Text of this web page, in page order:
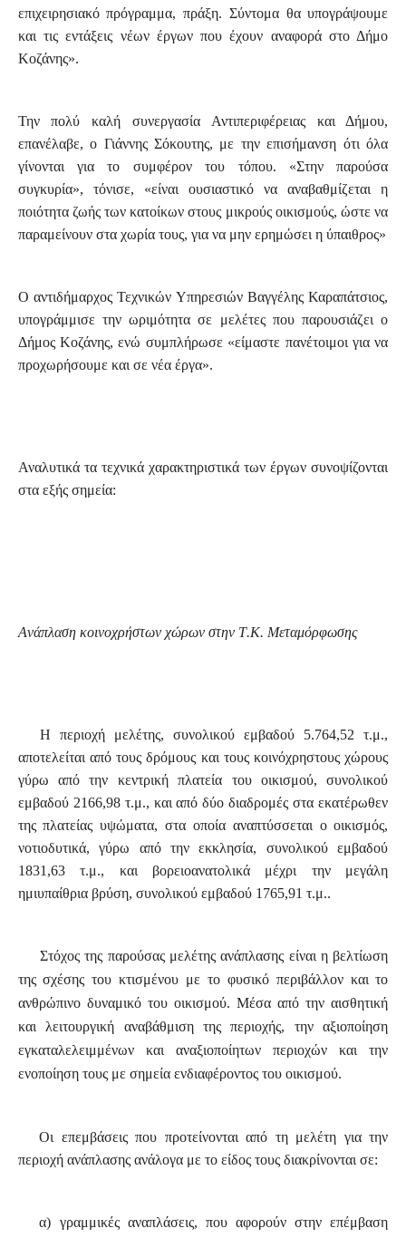
επιχειρησιακό πρόγραμμα, πράξη. Σύντομα θα υπογράψουμε
και τις εντάξεις νέων έργων που έχουν αναφορά στο Δήμο
Κοζάνης».
Την πολύ καλή συνεργασία Αντιπεριφέρειας και Δήμου,
επανέλαβε, ο Γιάννης Σόκουτης, με την επισήμανση ότι όλα
γίνονται για το συμφέρον του τόπου. «Στην παρούσα
συγκυρία», τόνισε, «είναι ουσιαστικό να αναβαθμίζεται η
ποιότητα ζωής των κατοίκων στους μικρούς οικισμούς, ώστε να
παραμείνουν στα χωρία τους, για να μην ερημώσει η ύπαιθρος»
Ο αντιδήμαρχος Τεχνικών Υπηρεσιών Βαγγέλης Καραπάτσιος,
υπογράμμισε την ωριμότητα σε μελέτες που παρουσιάζει ο
Δήμος Κοζάνης, ενώ συμπλήρωσε «είμαστε πανέτοιμοι για να
προχωρήσουμε και σε νέα έργα».
Αναλυτικά τα τεχνικά χαρακτηριστικά των έργων συνοψίζονται
στα εξής σημεία:
Aνάπλαση κοινοχρήστων χώρων στην T.K. Mεταμόρφωσης
Η περιοχή μελέτης, συνολικού εμβαδού 5.764,52 τ.μ.,
αποτελείται από τους δρόμους και τους κοινόχρηστους χώρους
γύρω από την κεντρική πλατεία του οικισμού, συνολικού
εμβαδού 2166,98 τ.μ., και από δύο διαδρομές στα εκατέρωθεν
της πλατείας υψώματα, στα οποία αναπτύσσεται ο οικισμός,
νοτιοδυτικά, γύρω από την εκκλησία, συνολικού εμβαδού
1831,63 τ.μ., και βορειοανατολικά μέχρι την μεγάλη
ημιυπαίθρια βρύση, συνολικού εμβαδού 1765,91 τ.μ..
Στόχος της παρούσας μελέτης ανάπλασης είναι η βελτίωση
της σχέσης του κτισμένου με το φυσικό περιβάλλον και το
ανθρώπινο δυναμικό του οικισμού. Μέσα από την αισθητική
και λειτουργική αναβάθμιση της περιοχής, την αξιοποίηση
εγκαταλελειμμένων και αναξιοποίητων περιοχών και την
ενοποίηση τους με σημεία ενδιαφέροντος του οικισμού.
Οι επεμβάσεις που προτείνονται από τη μελέτη για την
περιοχή ανάπλασης ανάλογα με το είδος τους διακρίνονται σε:
α) γραμμικές αναπλάσεις, που αφορούν στην επέμβαση